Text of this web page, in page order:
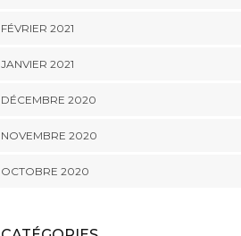
FÉVRIER 2021
JANVIER 2021
DÉCEMBRE 2020
NOVEMBRE 2020
OCTOBRE 2020